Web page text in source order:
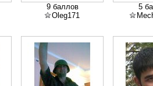
9 баллов
Oleg171
5